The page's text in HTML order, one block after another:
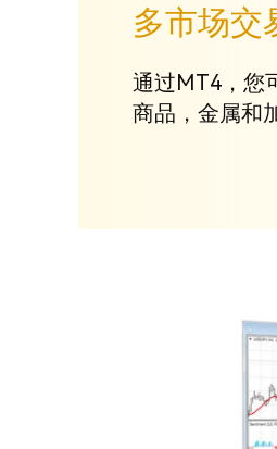
多市场交
通过MT4，您
商品，金属和